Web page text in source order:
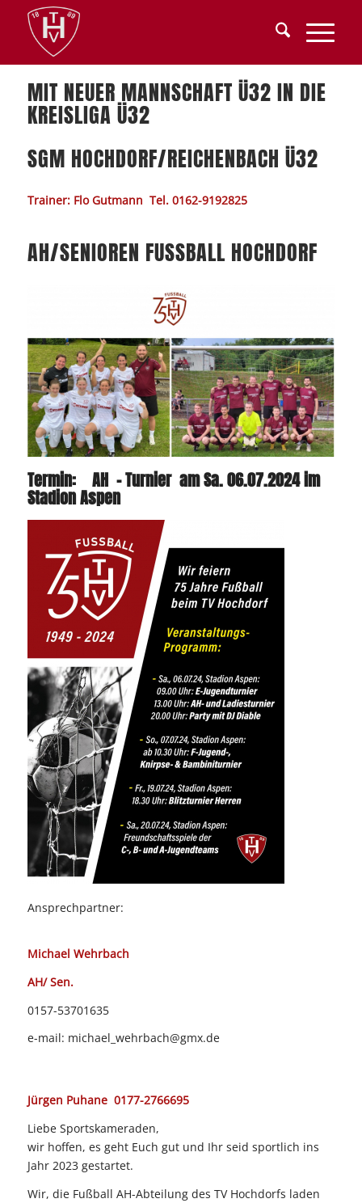
MIT NEUER MANNSCHAFT Ü32 IN DIE
KREISLIGA Ü32
SGM HOCHDORF/REICHENBACH Ü32
Trainer: Flo Gutmann Tel. 0162-9192825
AH/SENIOREN FUSSBALL HOCHDORF
Termin: AH – Turnier am Sa. 06.07.2024 im
Stadion Aspen
Ansprechpartner:
Michael Wehrbach
AH/ Sen.
0157-53701635
e-mail: michael_wehrbach@gmx.de
Jürgen Puhane 0177-2766695
Liebe Sportskameraden,
wir hoffen, es geht Euch gut und Ihr seid sportlich ins
Jahr 2023 gestartet.
Wir, die Fußball AH-Abteilung des TV Hochdorfs laden